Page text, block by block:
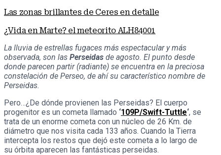
Las zonas brillantes de Ceres en detalle
¿Vida en Marte? el meteorito ALH84001
La lluvia de estrellas fugaces más espectacular y más
observada, son las Perseidas de agosto. El punto desde
donde parecen partir (radiante) se encuentra en la preciosa
constelación de Perseo, de ahí su característico nombre de
Perseidas.
Pero…¿De dónde provienen las Perseidas? El cuerpo
progenitor es un cometa llamado ‘109P/Swift-Tuttle‘, se
trata de un enorme cometa con un núcleo de 26 Km. de
diámetro que nos visita cada 133 años. Cuando la Tierra
intercepta los restos que dejó este cometa a lo largo de
su órbita aparecen las fantásticas perseidas.